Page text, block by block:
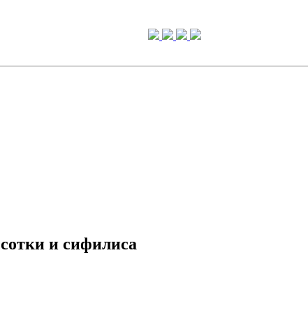
и сифилиса